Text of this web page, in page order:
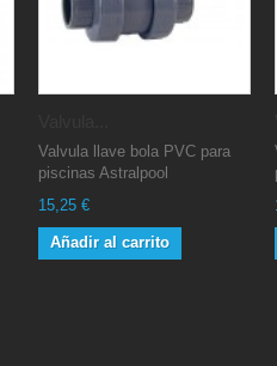
Valvula llave bola PVC para
piscinas Astralpool
15,25 €
Añadir al carrito